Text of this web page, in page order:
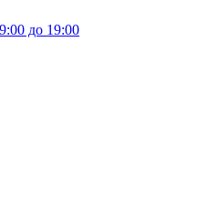
до 19:00